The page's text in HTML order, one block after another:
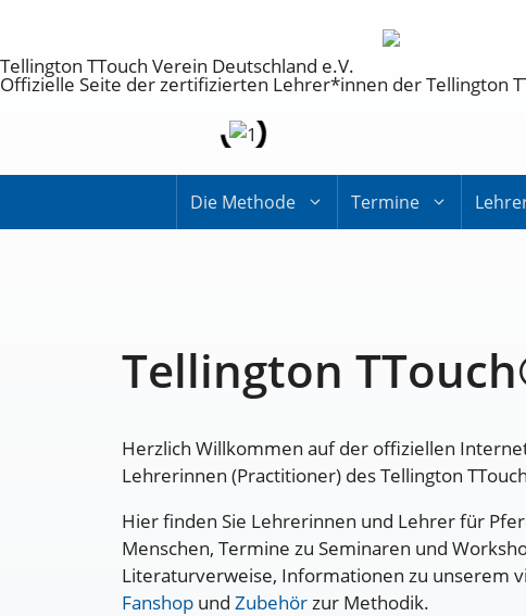
Tellington TTouch Verein Deutschland e.V.
Offizielle Seite der zertifizierten Lehrer*innen der Tellington
Die Methode Termine
Tellington
Herzlich Willkommen auf der offiziellen
Lehrerinnen (Practitioner) des Tellington
Hier finden Sie Lehrerinnen und Lehrer für
Menschen, Termine zu Seminaren und
Literaturverweise, Informationen zu unserem
Fanshop und Zubehörzur Methodik.